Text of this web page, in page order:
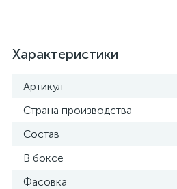
Характеристики
Артикул
Страна производства
Состав
В боксе
Фасовка